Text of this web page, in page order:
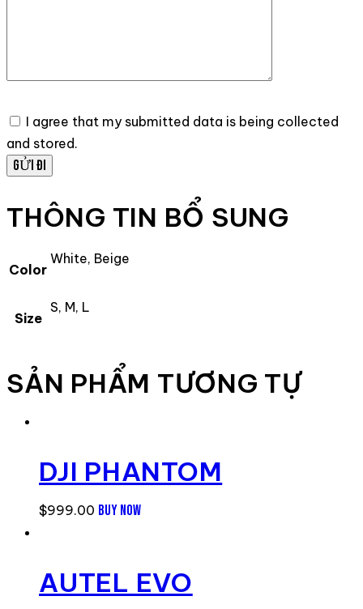
I agree that my submitted data is being collected
and stored.
THÔNG TIN BỔ SUNG
Color
White, Beige
Size
S, M, L
SẢN PHẨM TƯƠNG TỰ
DJI PHANTOM
$999.00 BUY NOW
AUTEL EVO